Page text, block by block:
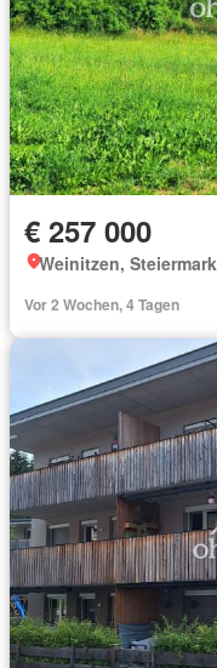
€ 257 000
Weinitzen, Steiermark
Vor 2 Wochen, 4 Tagen